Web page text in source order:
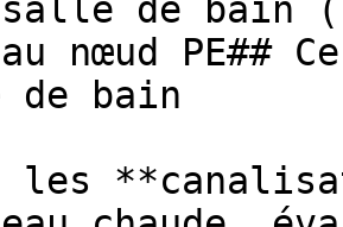
de bain
nœud PE##
de bain
les